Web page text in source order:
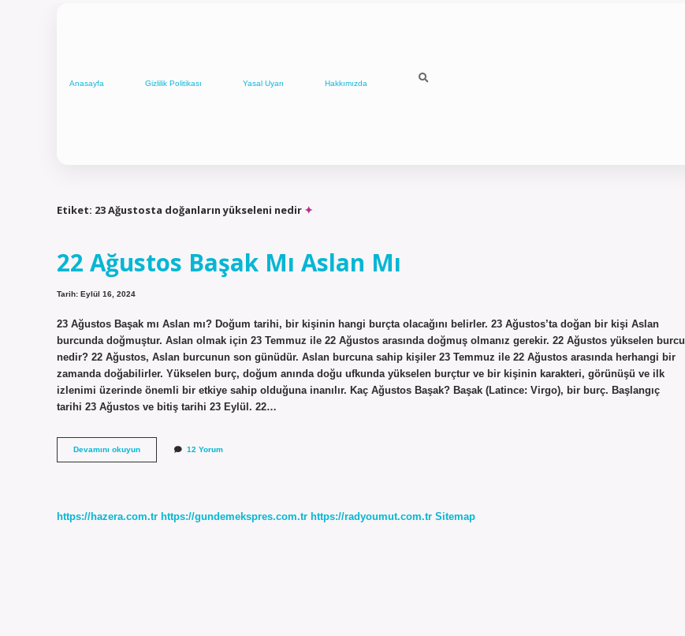
Anasayfa Gizlilik Politikası Yasal Uyarı Hakkımızda
Etiket: 23 Ağustosta doğanların yükseleni nedir
22 Ağustos Başak Mı Aslan Mı
Tarih: Eylül 16, 2024
23 Ağustos Başak mı Aslan mı? Doğum tarihi, bir kişinin hangi burçta olacağını belirler. 23 Ağustos’ta doğan bir kişi Aslan
burcunda doğmuştur. Aslan olmak için 23 Temmuz ile 22 Ağustos arasında doğmuş olmanız gerekir. 22 Ağustos yükselen burcu
nedir? 22 Ağustos, Aslan burcunun son günüdür. Aslan burcuna sahip kişiler 23 Temmuz ile 22 Ağustos arasında herhangi bir
zamanda doğabilirler. Yükselen burç, doğum anında doğu ufkunda yükselen burçtur ve bir kişinin karakteri, görünüşü ve ilk
izlenimi üzerinde önemli bir etkiye sahip olduğuna inanılır. Kaç Ağustos Başak? Başak (Latince: Virgo), bir burç. Başlangıç ​​
tarihi 23 Ağustos ve bitiş tarihi 23 Eylül. 22…
Devamını okuyun22
Ağustos
12 Yorum
https://hazera.com.tr https://gundemekspres.com.tr https://radyoumut.com.tr Sitemap